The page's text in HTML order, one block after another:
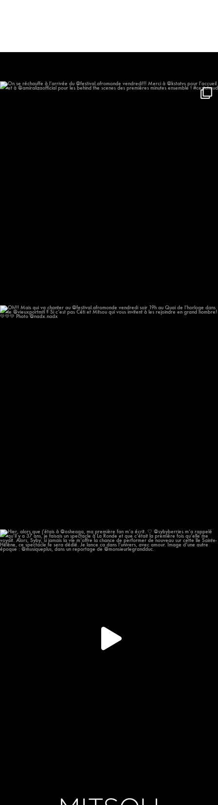
Oh!!! Mais qui va chanter au @festival.afromonde
Hier, alors que j’étais à @osheaga, ma première...